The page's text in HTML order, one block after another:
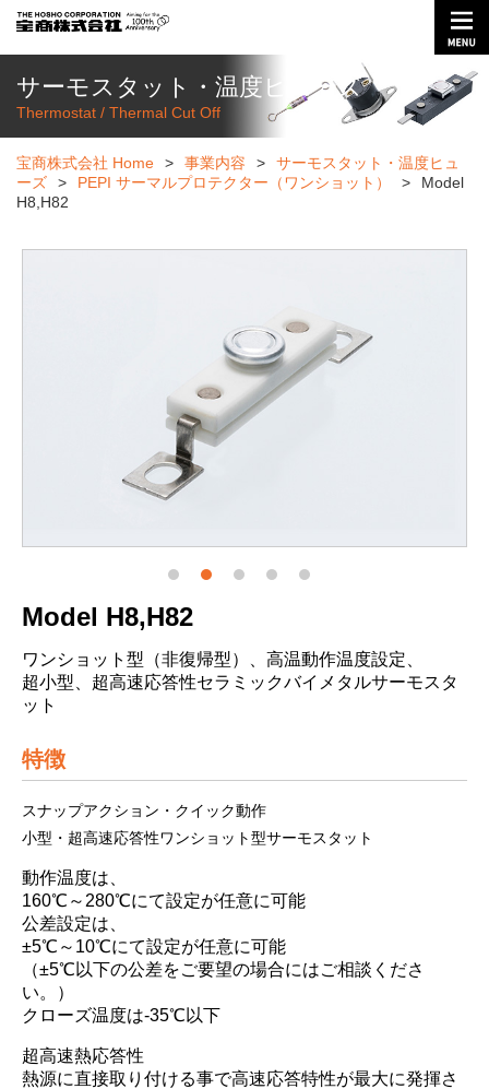
サーモスタット・温度ヒューズ
Thermostat / Thermal Cut Off
宝商株式会社 Home > 事業内容 >
サーモスタット・温度ヒュ
ーズ
> PEPI サーマルプロテクター（ワンショット） >
Model
H8,H82
Model H8,H82
ワンショット型（非復帰型）、高温動作温度設定、
超小型、超高速応答性セラミックバイメタルサーモスタ
ット
特徴
スナップアクション・クイック動作
小型・超高速応答性ワンショット型サーモスタット
動作温度は、
160℃～280℃にて設定が任意に可能
公差設定は、
±5℃～10℃にて設定が任意に可能
（±5℃以下の公差をご要望の場合にはご相談くださ
い。）
クローズ温度は-35℃以下
超高速熱応答性
熱源に直接取り付ける事で高速応答特性が最大に発揮さ